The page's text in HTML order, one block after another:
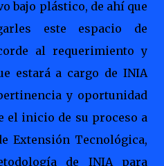
bajo plástico, de ahí que
este espacio de
al requerimiento y
estará a cargo de INIA
y oportunidad
el inicio de su proceso a
Extensión Tecnológica,
de INIA para